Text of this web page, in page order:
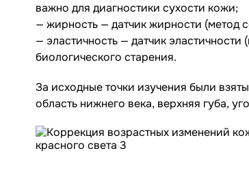
важно для диагностики сухости кожи;
— жирность — датчик жирности (метод
— эластичность — датчик
биологического старения.
За исходные точки изучения были
область нижнего века, верхняя губа,